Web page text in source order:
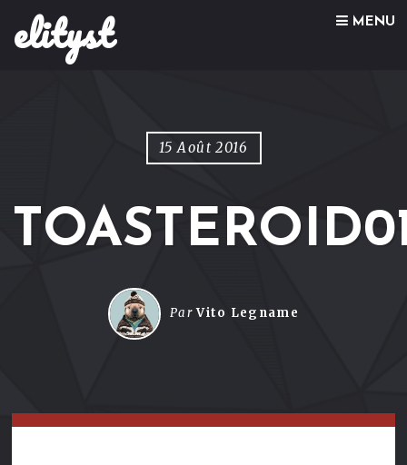
elityst MENU
Skip to content
15 Août 2016
ParVito Legname